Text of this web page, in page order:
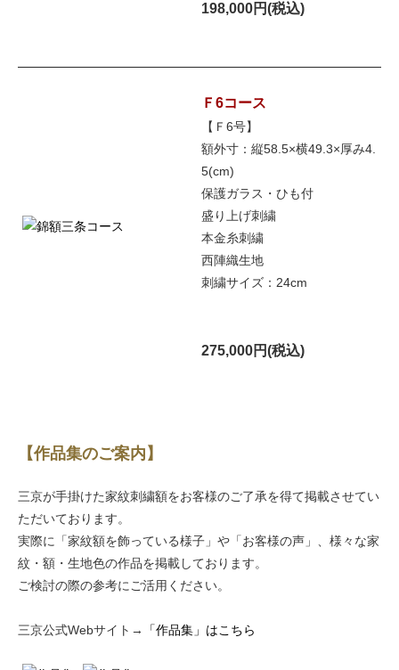
198,000円(税込)
Ｆ6コース
【Ｆ6号】
額外寸：縦58.5×横49.3×厚み4.
5(cm)
保護ガラス・ひも付
盛り上げ刺繍
本金糸刺繍
西陣織生地
刺繍サイズ：24cm
275,000円(税込)
【作品集のご案内】
三京が手掛けた家紋刺繍額をお客様のご了承を得て掲載させてい
ただいております。
実際に「家紋額を飾っている様子」や「お客様の声」、様々な家
紋・額・生地色の作品を掲載しております。
ご検討の際の参考にご活用ください。
三京公式Webサイト→ 「作品集」はこちら